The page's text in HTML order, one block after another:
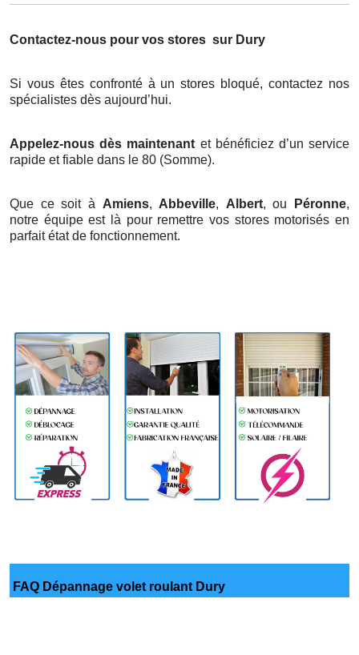
Contactez-nous pour vos stores sur Dury
Si vous êtes confronté à un stores bloqué, contactez nos
spécialistes dès aujourd’hui.
Appelez-nous dès maintenant et bénéficiez d’un service
rapide et fiable dans le 80 (Somme).
Que ce soit à Amiens, Abbeville, Albert, ou Péronne,
notre équipe est là pour remettre vos stores motorisés en
parfait état de fonctionnement.
FAQ Dépannage volet roulant Dury